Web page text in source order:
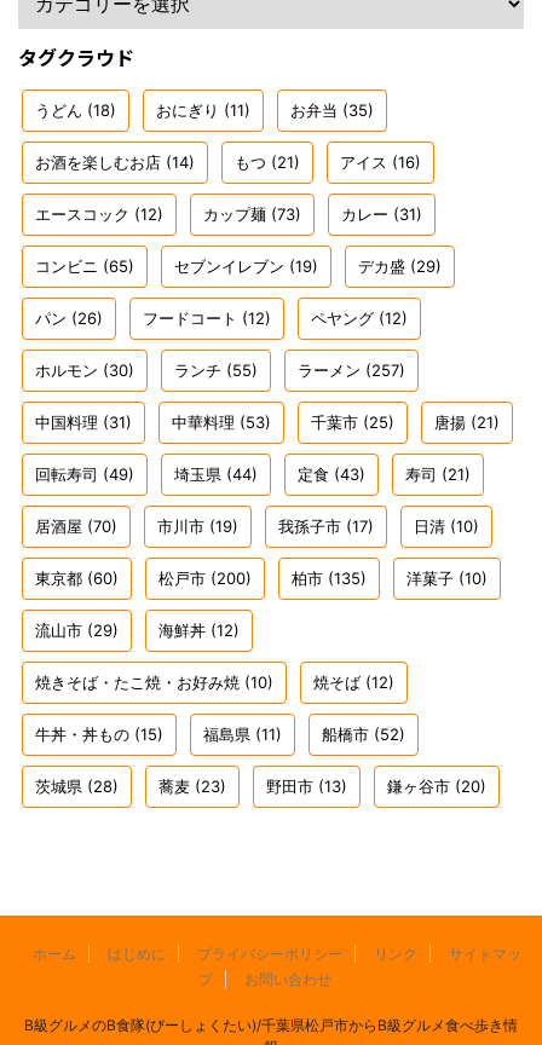
タグクラウド
うどん (18) おにぎり (11) お弁当 (35)
お酒を楽しむお店 (14) もつ (21) アイス (16)
エースコック (12) カップ麺 (73) カレー (31)
コンビニ (65) セブンイレブン (19) デカ盛 (29)
パン (26) フードコート (12) ペヤング (12)
ホルモン (30) ランチ (55) ラーメン (257)
中国料理 (31) 中華料理 (53) 千葉市 (25) 唐揚 (21)
回転寿司 (49) 埼玉県 (44) 定食 (43) 寿司 (21)
居酒屋 (70) 市川市 (19) 我孫子市 (17) 日清 (10)
東京都 (60) 松戸市 (200) 柏市 (135) 洋菓子 (10)
流山市 (29) 海鮮丼 (12)
焼きそば・たこ焼・お好み焼 (10) 焼そば (12)
牛丼・丼もの (15) 福島県 (11) 船橋市 (52)
茨城県 (28) 蕎麦 (23) 野田市 (13) 鎌ヶ谷市 (20)
ホーム はじめに プライバシーポリシー リンク
サイトマッ
プ
お問い合わせ
B級グルメのB食隊(びーしょくたい)/千葉県松戸市からB級グルメ食べ歩き情